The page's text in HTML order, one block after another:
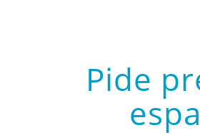
Pide